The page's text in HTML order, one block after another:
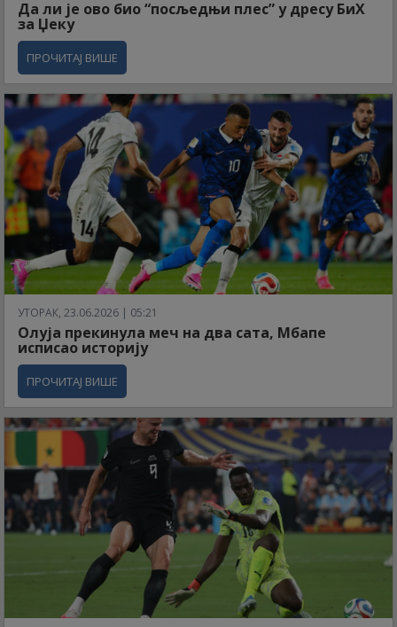
Да ли је ово био “посљедњи плес” у дресу БиХ
за Џеку
ПРОЧИТАЈ ВИШЕ
УТОРАК, 23.06.2026 | 05:21
Олуја прекинула меч на два сата, Мбапе
исписао историју
ПРОЧИТАЈ ВИШЕ